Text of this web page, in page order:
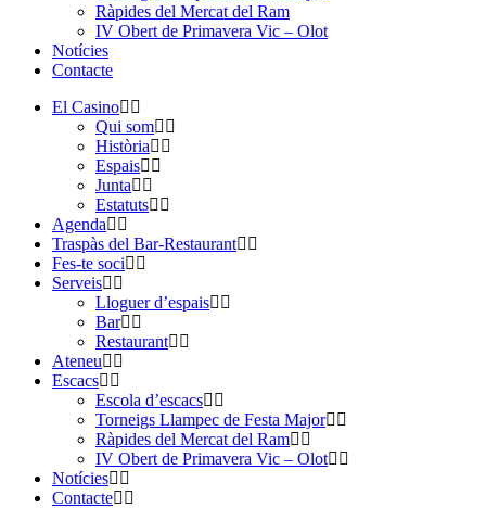
Ràpides del Mercat del Ram
IV Obert de Primavera Vic – Olot
Notícies
Contacte
El Casino
Qui som
Història
Espais
Junta
Estatuts
Agenda
Traspàs del Bar-Restaurant
Fes-te soci
Serveis
Lloguer d’espais
Bar
Restaurant
Ateneu
Escacs
Escola d’escacs
Torneigs Llampec de Festa Major
Ràpides del Mercat del Ram
IV Obert de Primavera Vic – Olot
Notícies
Contacte